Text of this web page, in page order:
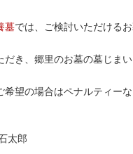
墓では、ご検討いただける
き、郷里のお墓の墓じま
希望の場合はペナルティー
太郎